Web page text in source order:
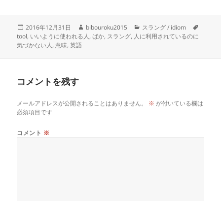
投
稿
日:
2016年12月31日
作
成
bibouroku2015
カ
テ
スラング / idiom
tool, いいように使われる人,ばか, スラング, 人に利用されているのに
気づかない人,意味,英語
コメントを残す
メールアドレスが公開されることはありません。 ※ が付いている欄は
必須項目です
コメント ※